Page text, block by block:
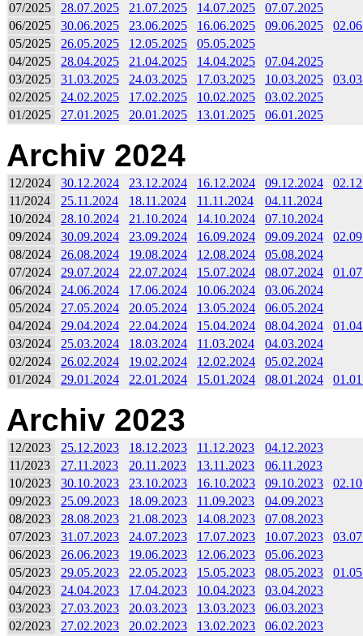
07/2025
28.07.2025 21.07.2025 14.07.2025
07.07.2025
06/2025
30.06.2025 23.06.2025 16.06.2025 09.06.2025
05/2025
26.05.2025 12.05.2025
05.05.2025
04/2025
28.04.2025 21.04.2025 14.04.2025
07.04.2025
03/2025
31.03.2025 24.03.2025 17.03.2025 10.03.2025
02/2025
24.02.2025 17.02.2025 10.02.2025
03.02.2025
01/2025
27.01.2025 20.01.2025 13.01.2025 06.01.2025
Archiv 2024
12/2024 30.12.2024 23.12.2024 16.12.2024 09.12.2024
11/2024
25.11.2024 18.11.2024 11.11.2024
04.11.2024
10/2024
28.10.2024 21.10.2024 14.10.2024
07.10.2024
09/2024
30.09.2024 23.09.2024 16.09.2024 09.09.2024
08/2024
26.08.2024 19.08.2024 12.08.2024
05.08.2024
07/2024
29.07.2024 22.07.2024 15.07.2024 08.07.2024
06/2024
24.06.2024 17.06.2024 10.06.2024
03.06.2024
05/2024
27.05.2024 20.05.2024 13.05.2024
06.05.2024
04/2024
29.04.2024 22.04.2024 15.04.2024 08.04.2024
03/2024
25.03.2024 18.03.2024 11.03.2024
04.03.2024
02/2024
26.02.2024 19.02.2024 12.02.2024
05.02.2024
01/2024
29.01.2024 22.01.2024 15.01.2024 08.01.2024
Archiv 2023
12/2023 25.12.2023 18.12.2023 11.12.2023
04.12.2023
11/2023
27.11.2023 20.11.2023 13.11.2023
06.11.2023
10/2023
30.10.2023 23.10.2023 16.10.2023 09.10.2023
09/2023
25.09.2023 18.09.2023 11.09.2023
04.09.2023
08/2023
28.08.2023 21.08.2023 14.08.2023
07.08.2023
07/2023
31.07.2023 24.07.2023 17.07.2023 10.07.2023
06/2023
26.06.2023 19.06.2023 12.06.2023
05.06.2023
05/2023
29.05.2023 22.05.2023 15.05.2023 08.05.2023
04/2023
24.04.2023 17.04.2023 10.04.2023
03.04.2023
03/2023
27.03.2023 20.03.2023 13.03.2023
06.03.2023
02/2023
27.02.2023 20.02.2023 13.02.2023
06.02.2023